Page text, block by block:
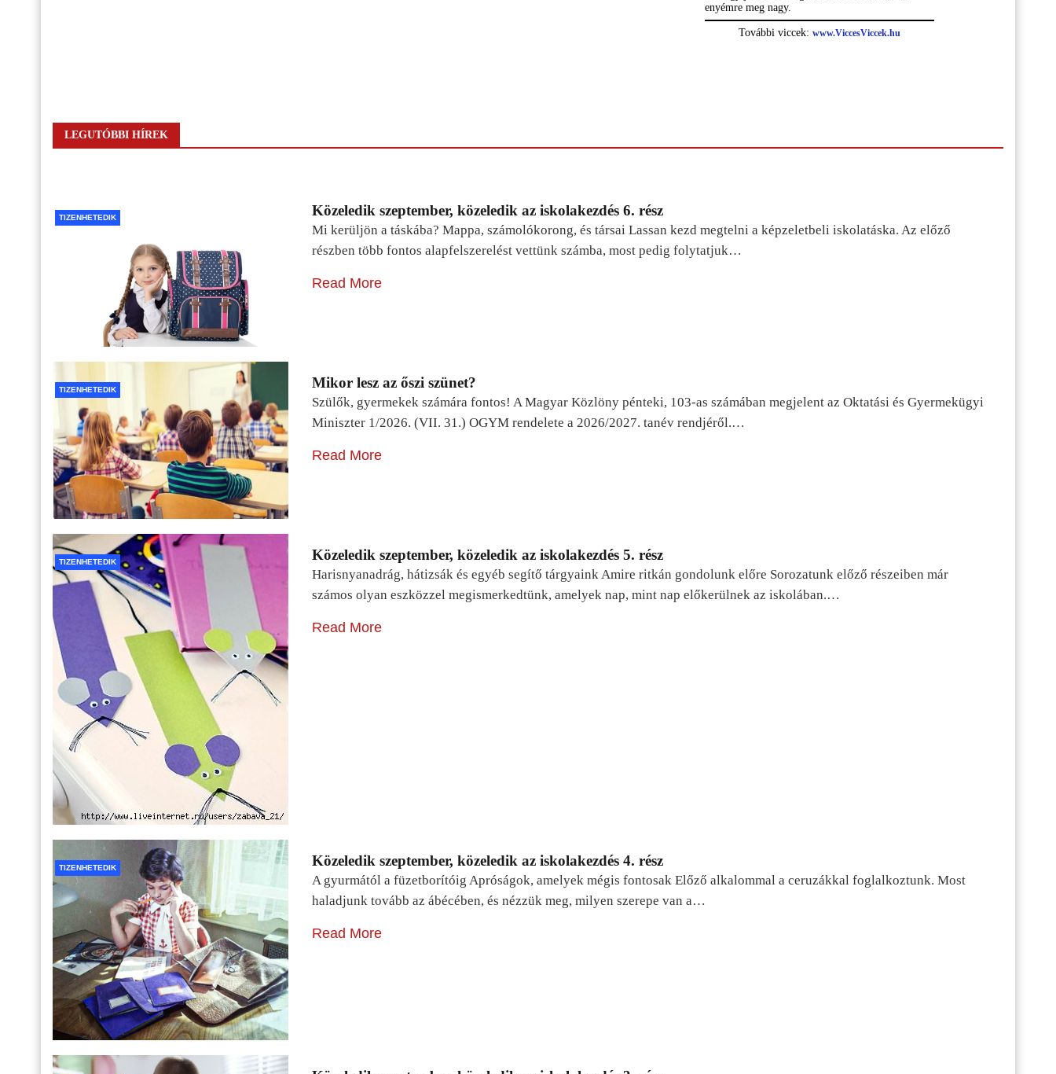
LEGUTÓBBI HÍREK
TIZENHETEDIK Közeledik szeptember, közeledik az iskolakezdés 6. rész
Mi kerüljön a táskába? Mappa, számolókorong, és társai Lassan kezd megtelni a képzeletbeli iskolatáska. Az előző
részben több fontos alapfelszerelést vettünk számba, most pedig folytatjuk…
Read More
TIZENHETEDIK Mikor lesz az őszi szünet?
Szülők, gyermekek számára fontos! A Magyar Közlöny pénteki, 103-as számában megjelent az Oktatási és Gyermekügyi
Miniszter 1/2026. (VII. 31.) OGYM rendelete a 2026/2027. tanév rendjéről.…
Read More
TIZENHETEDIK Közeledik szeptember, közeledik az iskolakezdés 5. rész
Harisnyanadrág, hátizsák és egyéb segítő tárgyaink Amire ritkán gondolunk előre Sorozatunk előző részeiben már
számos olyan eszközzel megismerkedtünk, amelyek nap, mint nap előkerülnek az iskolában.…
Read More
TIZENHETEDIK Közeledik szeptember, közeledik az iskolakezdés 4. rész
A gyurmától a füzetborítóig Apróságok, amelyek mégis fontosak Előző alkalommal a ceruzákkal foglalkoztunk. Most
haladjunk tovább az ábécében, és nézzük meg, milyen szerepe van a…
Read More